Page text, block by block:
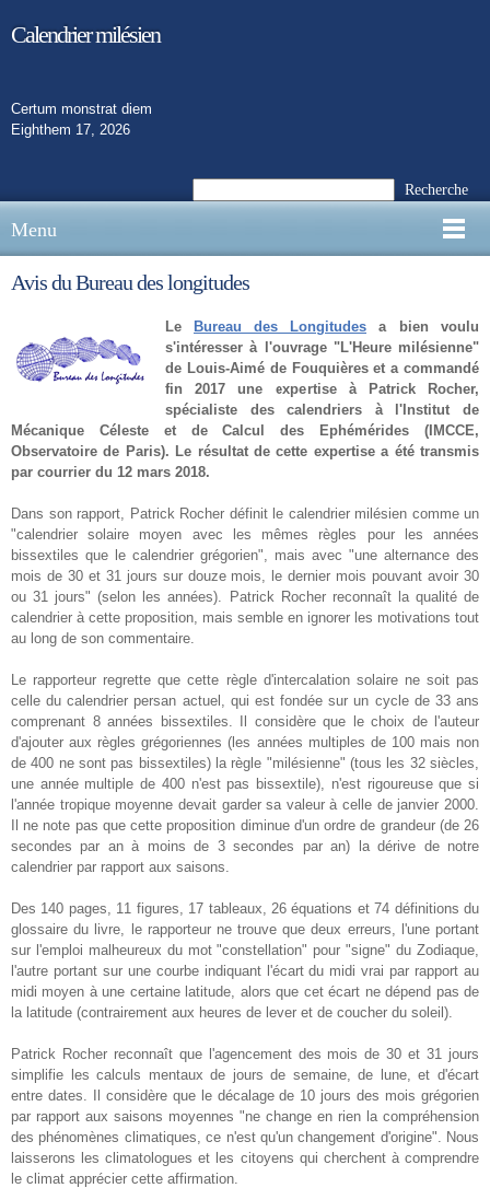
Calendrier milésien
Certum monstrat diem
Eighthem 17, 2026
Recherche
Menu
Avis du Bureau des longitudes
Le Bureau des Longitudes
a bien voulu
s'intéresser à l'ouvrage "L'Heure milésienne"
de Louis-Aimé de Fouquières et a commandé
fin 2017 une expertise à Patrick Rocher,
spécialiste des calendriers à l'Institut de
Mécanique Céleste et de Calcul des Ephémérides (IMCCE,
Observatoire de Paris). Le résultat de cette expertise a été transmis
par courrier du 12 mars 2018.
Dans son rapport, Patrick Rocher définit le calendrier milésien comme un
"calendrier solaire moyen avec les mêmes règles pour les années
bissextiles que le calendrier grégorien", mais avec "une alternance des
mois de 30 et 31 jours sur douze mois, le dernier mois pouvant avoir 30
ou 31 jours" (selon les années). Patrick Rocher reconnaît la qualité de
calendrier à cette proposition, mais semble en ignorer les motivations tout
au long de son commentaire.
Le rapporteur regrette que cette règle d'intercalation solaire ne soit pas
celle du calendrier persan actuel, qui est fondée sur un cycle de 33 ans
comprenant 8 années bissextiles. Il considère que le choix de l'auteur
d'ajouter aux règles grégoriennes (les années multiples de 100 mais non
de 400 ne sont pas bissextiles) la règle "milésienne" (tous les 32 siècles,
une année multiple de 400 n'est pas bissextile), n'est rigoureuse que si
l'année tropique moyenne devait garder sa valeur à celle de janvier 2000.
Il ne note pas que cette proposition diminue d'un ordre de grandeur (de 26
secondes par an à moins de 3 secondes par an) la dérive de notre
calendrier par rapport aux saisons.
Des 140 pages, 11 figures, 17 tableaux, 26 équations et 74 définitions du
glossaire du livre, le rapporteur ne trouve que deux erreurs, l'une portant
sur l'emploi malheureux du mot "constellation" pour "signe" du Zodiaque,
l'autre portant sur une courbe indiquant l'écart du midi vrai par rapport au
midi moyen à une certaine latitude, alors que cet écart ne dépend pas de
la latitude (contrairement aux heures de lever et de coucher du soleil).
Patrick Rocher reconnaît que l'agencement des mois de 30 et 31 jours
simplifie les calculs mentaux de jours de semaine, de lune, et d'écart
entre dates. Il considère que le décalage de 10 jours des mois grégorien
par rapport aux saisons moyennes "ne change en rien la compréhension
des phénomènes climatiques, ce n'est qu'un changement d'origine". Nous
laisserons les climatologues et les citoyens qui cherchent à comprendre
le climat apprécier cette affirmation.